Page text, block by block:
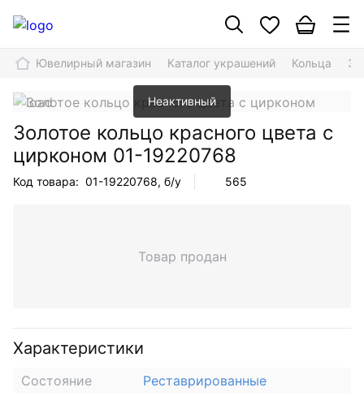
Ювелирный магазин Каталог украшений Кольца
Неактивный
Золотое кольцо красного цвета с
цирконом 01-19220768
Код товара: 01-19220768, б/у 565
Товар продан
Характеристики
Состояние
Реставрированные